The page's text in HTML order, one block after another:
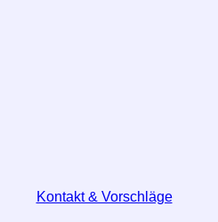
Kontakt & Vorschläge